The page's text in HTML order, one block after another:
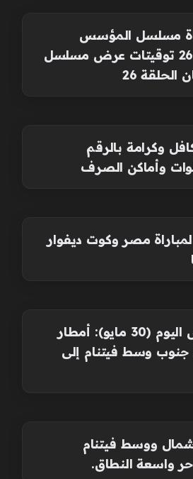
مسلسل المؤسس
أورهان الحلقة 26 توقيتات عرض مسلسل
26
وكرامة بالرقم
وأماكن الصرف
لمباراة مصر وكوت ديفوار
توقعات الطقس اليوم (30 مايو): أمطار
جنوب وسط فيتنام إلى
ووسط فيتنام
واسعة النطاق.